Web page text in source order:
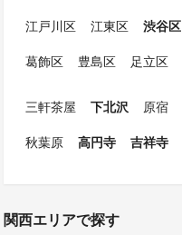
江戸川区
江東区 渋谷区
葛飾区
豊島区 足立区
三軒茶屋 下北沢 原宿
秋葉原
高円寺 吉祥寺
関西エリアで探す